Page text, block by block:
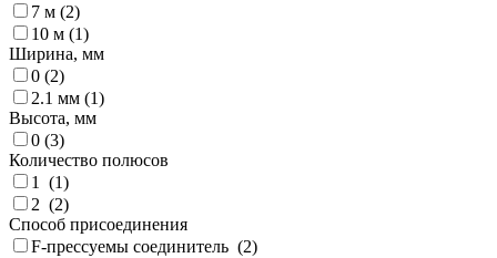
7 м (2)
10 м (1)
Ширина, мм
0 (2)
2.1 мм (1)
Высота, мм
0 (3)
Количество полюсов
1 (1)
2 (2)
Способ присоединения
F-прессуемы соединитель (2)